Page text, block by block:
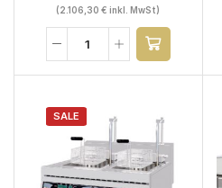
(2.106,30€ inkl. MwSt)
SALE